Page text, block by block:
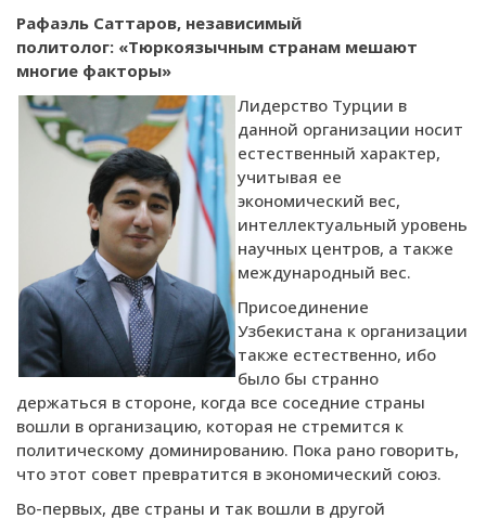
Рафаэль Саттаров, независимый
политолог: «Тюркоязычным странам мешают
многие факторы»
Лидерство Турции в
данной организации носит
естественный характер,
учитывая ее
экономический вес,
интеллектуальный уровень
научных центров, а также
международный вес.
Присоединение
Узбекистана к организации
также естественно, ибо
было бы странно
держаться в стороне, когда все соседние страны
вошли в организацию, которая не стремится к
политическому доминированию. Пока рано говорить,
что этот совет превратится в экономический союз.
Во-первых, две страны и так вошли в другой